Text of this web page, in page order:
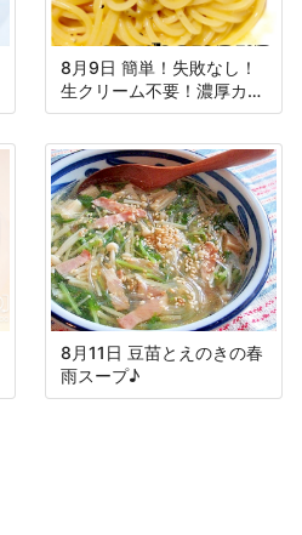
8月9日 簡単！失敗なし！
生クリーム不要！濃厚カル
ボナーラ♪
8月11日 豆苗とえのきの春
雨スープ♪